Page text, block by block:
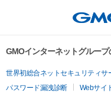
GMOインターネットグルー
世界初総合ネットセキュリティサ
パスワード漏洩診断
Webサイ